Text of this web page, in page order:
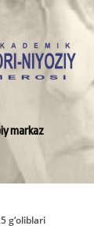
markaz
g‘oliblari